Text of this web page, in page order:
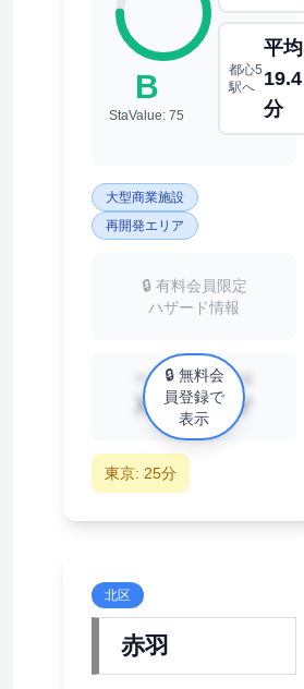
B
StaValue: 75
都心5
駅へ
平均
19.4
分
大型商業施設
再開発エリア
🔒 有料会員限定
ハザード情報
中古マンション相場
XX万円/㎡
🔒 無料会
員登録で
表示
東京: 25分
北区
赤羽